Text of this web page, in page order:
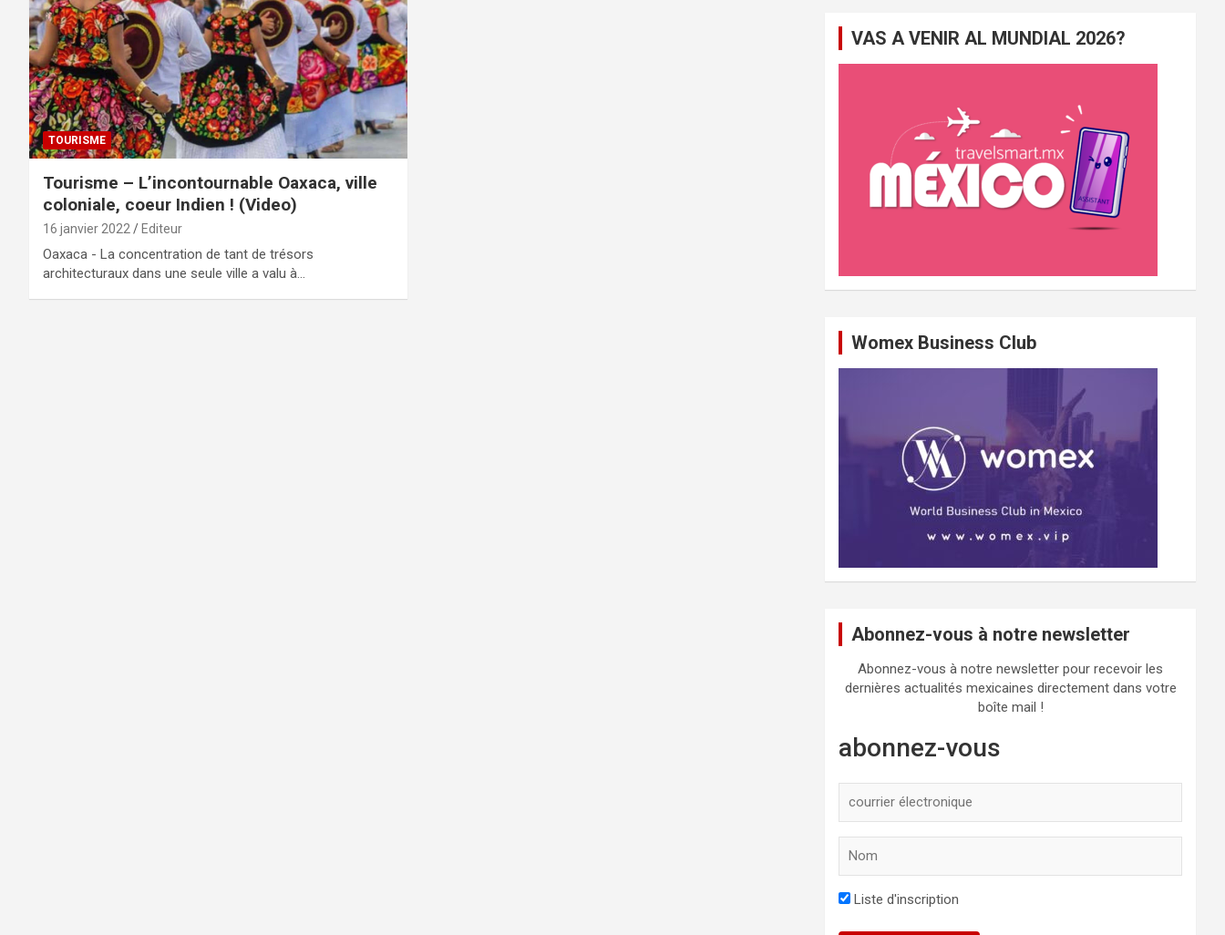
TOURISME
Tourisme – L’incontournable Oaxaca, ville
coloniale, coeur Indien ! (Video)
16 janvier 2022 Editeur
Oaxaca - La concentration de tant de trésors
architecturaux dans une seule ville a valu à…
c
VAS A VENIR AL MUNDIAL 2026?
Womex Business Club
Abonnez-vous à notre newsletter
Abonnez-vous à notre newsletter pour recevoir les
dernières actualités mexicaines directement dans votre
boîte mail !
abonnez-vous
Liste d'inscription